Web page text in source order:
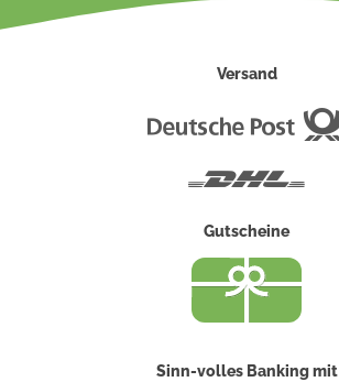
Versand
Gutscheine
Sinn-volles Banking mit